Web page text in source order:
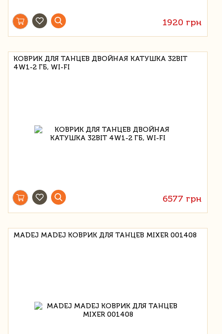
1920 грн
КОВРИК ДЛЯ ТАНЦЕВ ДВОЙНАЯ КАТУШКА 32BIT
4W1-2 ГБ, WI-FI
6577 грн
MADEJ MADEJ КОВРИК ДЛЯ ТАНЦЕВ MIXER 001408